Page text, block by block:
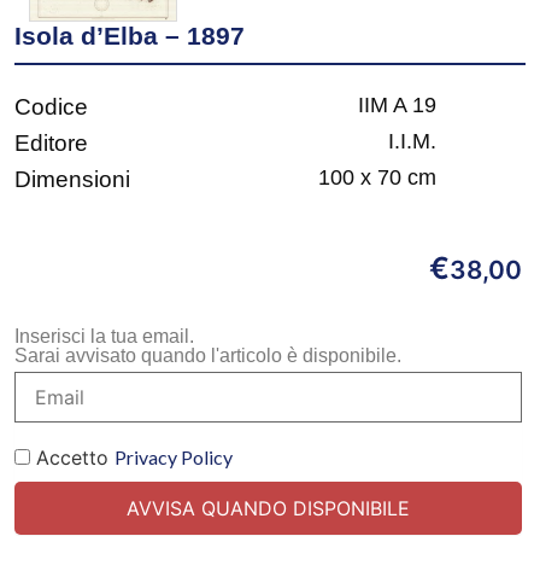
Isola d’Elba – 1897
Codice IIM A 19
Editore I.I.M.
Dimensioni 100 x 70 cm
€38,00
Inserisci la tua email.
Sarai avvisato quando l'articolo è disponibile.
Accetto Privacy Policy